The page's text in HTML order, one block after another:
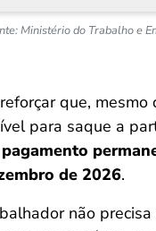
Ministério do Trabalho e
que, mesmo
para saque a
de 2026.
não precisa